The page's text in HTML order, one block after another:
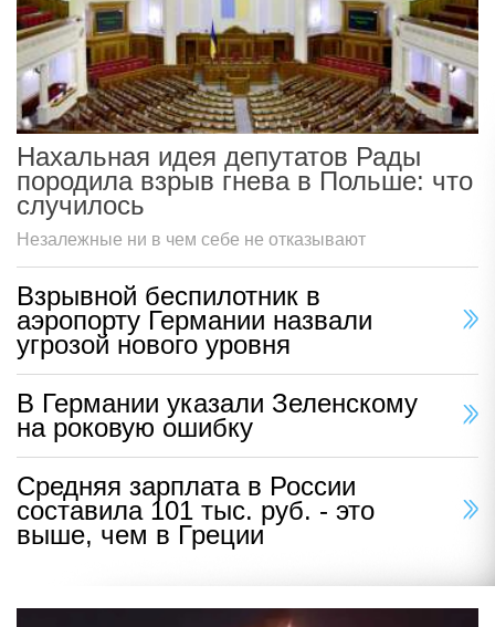
Нахальная идея депутатов Рады
породила взрыв гнева в Польше: что
случилось
Незалежные ни в чем себе не отказывают
Взрывной беспилотник в
аэропорту Германии назвали
угрозой нового уровня
В Германии указали Зеленскому
на роковую ошибку
Средняя зарплата в России
составила 101 тыс. руб. - это
выше, чем в Греции